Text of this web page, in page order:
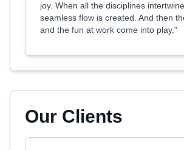
joy. When all the disciplines
seamless flow is created. And then
and the fun at work come into play."
Our Clients